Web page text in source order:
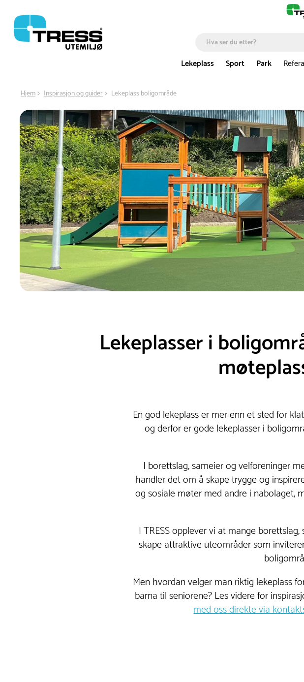
Lekeplass
Sport Park
Hjem Inspirasjon og guider Lekeplass boligområde
Lekeplasser i
En god lekeplass er mer enn et sted for
og derfor er gode lekeplasser i
I borettslag, sameier og velforeninger
handler det om å skape trygge og
og sosiale møter med andre i nabolaget,
I TRESS opplever vi at mange
skape attraktive uteområder som
Men hvordan velger man riktig lekeplass
barna til seniorene? Les videre for
med oss direkte via